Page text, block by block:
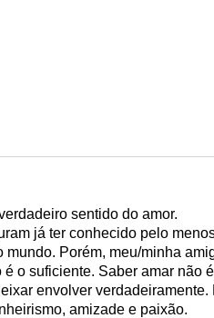
sentido do amor.
já ter conhecido pelo
Porém, meu/minha
o suficiente. Saber amar não é
envolver verdadeiramente.
amizade e paixão.